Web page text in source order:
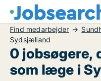
Find medarbejder
Sydsjælland
0 jobsøgere,
som læge i